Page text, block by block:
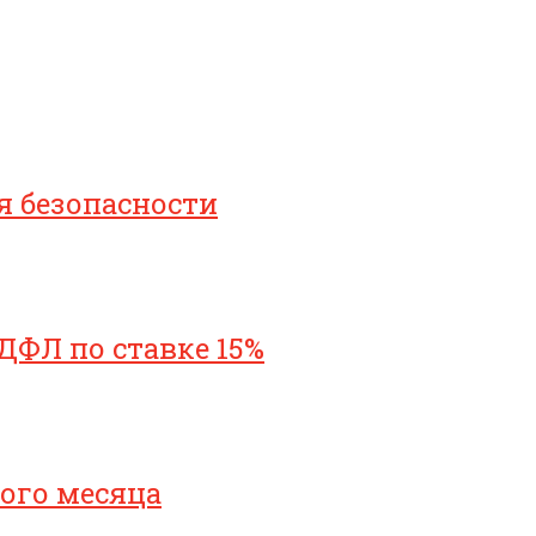
по ставке 15%
месяца